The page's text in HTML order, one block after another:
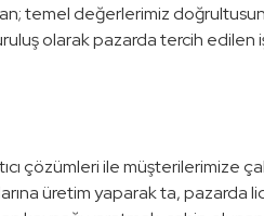
Deko
0,00TL
temel değerlerimiz
olarak pazarda tercih edilen
çözümleri ile müşterilerimize
üretim yaparak ta, pazarda